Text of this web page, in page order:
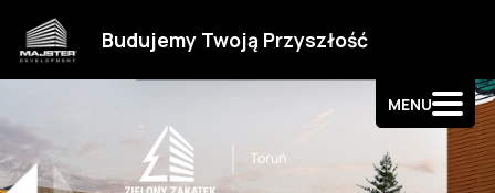
Budujemy Twoją Przyszłość
MENU
Kontakt